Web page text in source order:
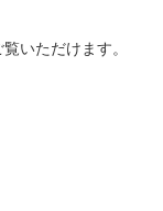
いただけます。